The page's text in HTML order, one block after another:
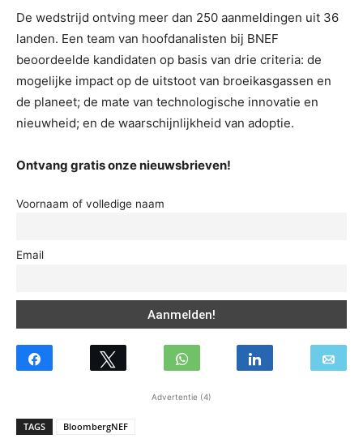
De wedstrijd ontving meer dan 250 aanmeldingen uit 36 ​​
landen. Een team van hoofdanalisten bij BNEF
beoordeelde kandidaten op basis van drie criteria: de
mogelijke impact op de uitstoot van broeikasgassen en
de planeet; de mate van technologische innovatie en
nieuwheid; en de waarschijnlijkheid van adoptie.
Ontvang gratis onze nieuwsbrieven!
Voornaam of volledige naam
Email
Advertentie (4)
TAGS BloombergNEF